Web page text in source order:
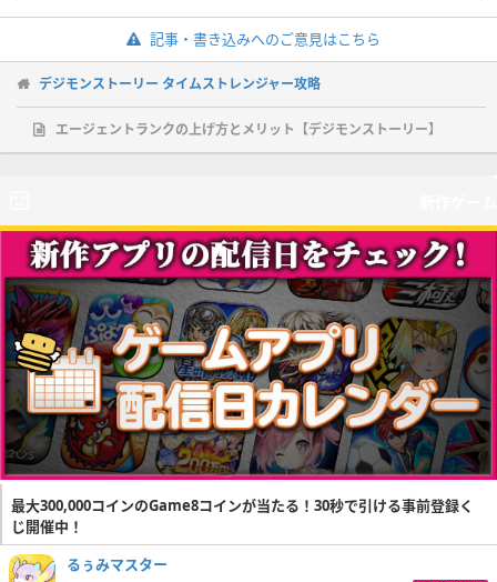
記事・書き込みへのご意見はこちら
デジモンストーリー タイムストレンジャー攻略
エージェントランクの上げ方とメリット【デジモンストーリー】
最大300,000コインのGame8コインが当たる！30秒で引ける事前登録く
じ開催中！
るぅみマスター